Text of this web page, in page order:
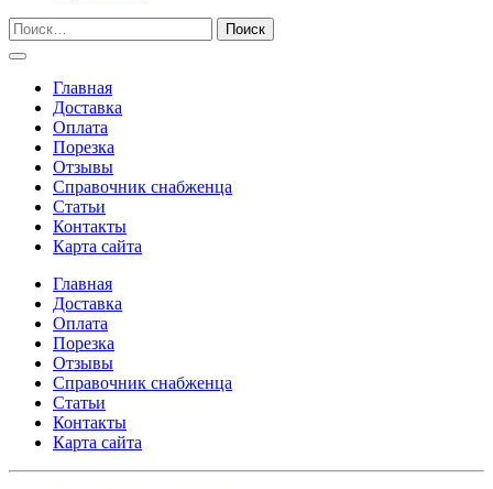
Главная
Доставка
Оплата
Порезка
Отзывы
Справочник снабженца
Статьи
Контакты
Карта сайта
Главная
Доставка
Оплата
Порезка
Отзывы
Справочник снабженца
Статьи
Контакты
Карта сайта